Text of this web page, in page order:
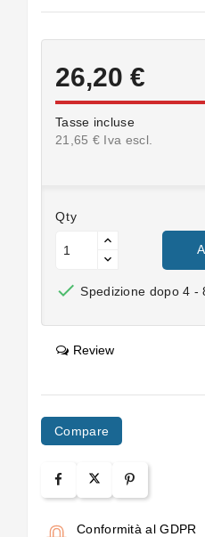
26,20 €
Tasse incluse
21,65 € Iva escl.
Qty
 Spedizione dopo 4 -
Review
Compare
Conformità al GDPR